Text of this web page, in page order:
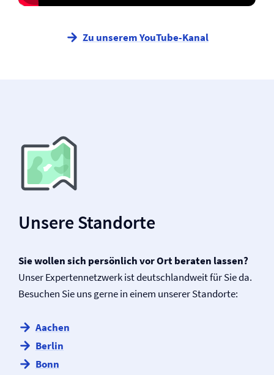
Zu unserem YouTube-Kanal
Unsere Standorte
Sie wollen sich persönlich vor Ort beraten lassen?
Unser Expertennetzwerk ist deutschlandweit für Sie da.
Besuchen Sie uns gerne in einem unserer Standorte:
Aachen
Berlin
Bonn